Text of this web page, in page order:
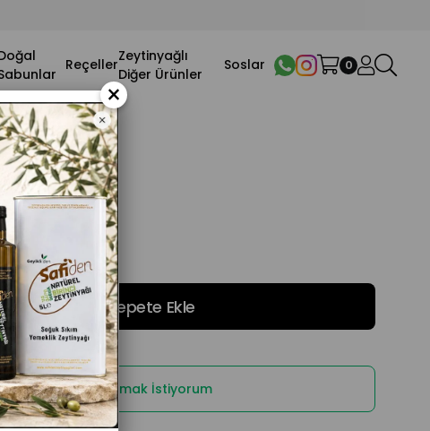
Reçeller
Zeytinyağlı
Diğer Ürünler
Soslar 0
2 lt
Hakkında Bilgi Almak İstiyorum
×